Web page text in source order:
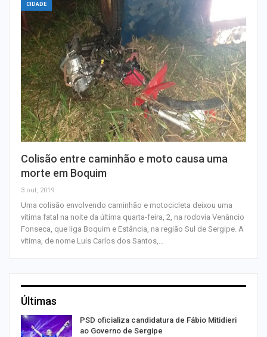
CIDADE
Colisão entre caminhão e moto causa uma
morte em Boquim
3 out, 2019
Uma colisão envolvendo caminhão e motocicleta deixou uma
vítima fatal na noite da última quarta-feira, 2, na rodovia Venâncio
Fonseca, que liga Boquim e Estância, na região Sul de Sergipe. A
vítima, de nome Luis Carlos dos Santos,…
Últimas
PSD oficializa candidatura de Fábio Mitidieri
ao Governo de Sergipe